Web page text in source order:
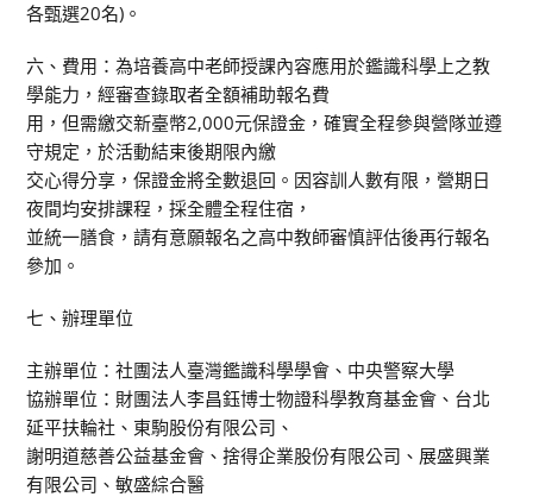
各甄選20名)。
六、費用：為培養高中老師授課內容應用於鑑識科學上之教
學能力，經審查錄取者全額補助報名費
用，但需繳交新臺幣2,000元保證金，確實全程參與營隊並遵
守規定，於活動結束後期限內繳
交心得分享，保證金將全數退回。因容訓人數有限，營期日
夜間均安排課程，採全體全程住宿，
並統一膳食，請有意願報名之高中教師審慎評估後再行報名
參加。
七、辦理單位
主辦單位：社團法人臺灣鑑識科學學會、中央警察大學
協辦單位：財團法人李昌鈺博士物證科學教育基金會、台北
延平扶輪社、東駒股份有限公司、
謝明道慈善公益基金會、捨得企業股份有限公司、展盛興業
有限公司、敏盛綜合醫